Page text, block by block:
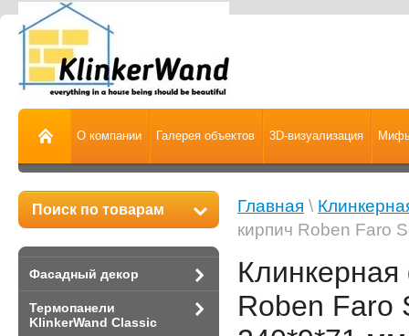
О компании Галерея объектов 3D-визуализация
Поиск по товарам
Фасадный декор
Термопанели
KlinkerWand Classic
Главная \
кирпич Roben Faro
Roben Faro